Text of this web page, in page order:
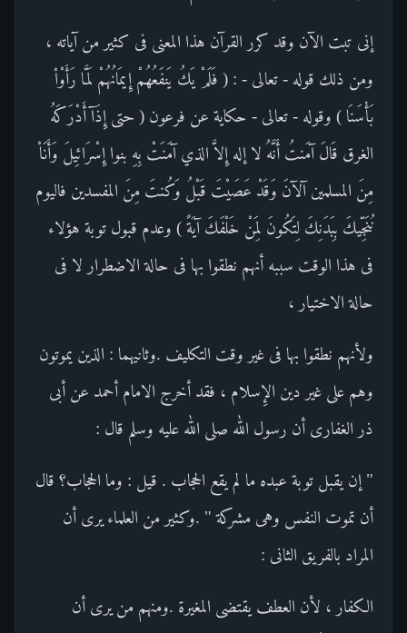
إنى تبت الآن وقد كرر القرآن هذا المعنى فى كثير من آياته ،
ومن ذلك قوله - تعالى - : ( فَلَمْ يَكُ يَنفَعُهُمْ إِيمَانُهُمْ لَمَّا رَأَوْاْ
بَأْسَنَا ) وقوله - تعالى - حكاية عن فرعون ( حتى إِذَآ أَدْرَكَهُ
الغرق قَالَ آمَنتُ أَنَّهُ لا إله إِلاَّ الذي آمَنَتْ بِهِ بنوا إِسْرَائِيلَ وَأَنَاْ
مِنَ المسلمين آلآنَ وَقَدْ عَصَيْتَ قَبْلُ وَكُنتَ مِنَ المفسدين فاليوم
نُنَجِّيكَ بِبَدَنِكَ لِتَكُونَ لِمَنْ خَلْفَكَ آيَةً ) وعدم قبول توبة هؤلاء
فى هذا الوقت سببه أنهم نطقوا بها فى حالة الاضطرار لا فى
حالة الاختيار ،
ولأنهم نطقوا بها فى غير وقت التكليف .وثانيهما : الذين يموتون
وهم على غير دين الإِسلام ، فقد أخرج الامام أحمد عن أبى
ذر الغفارى أن رسول الله صلى الله عليه وسلم قال :
" إن يقبل توبة عبده ما لم يقع الحجاب . قيل : وما الحجاب؟ قال
أن تموت النفس وهى مشركة " .وكثير من العلماء يرى أن
المراد بالفريق الثانى :
الكفار ، لأن العطف يقتضى المغيرة .ومنهم من يرى أن